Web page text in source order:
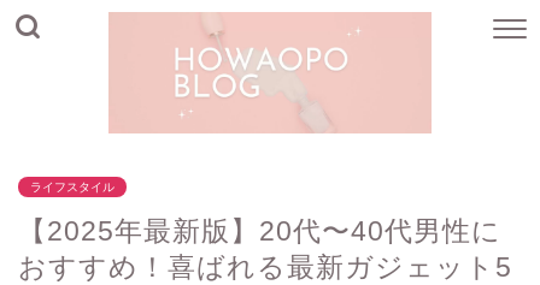
ライフスタイル
【2025年最新版】20代〜40代男性に
おすすめ！喜ばれる最新ガジェット5